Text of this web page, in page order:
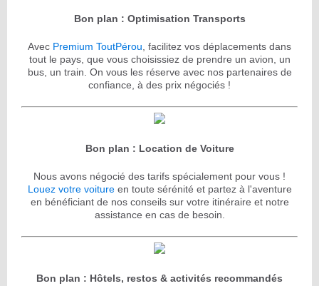
Bon plan : Optimisation Transports
Avec Premium ToutPérou, facilitez vos déplacements dans
tout le pays, que vous choisissiez de prendre un avion, un
bus, un train. On vous les réserve avec nos partenaires de
confiance, à des prix négociés !
Bon plan : Location de Voiture
Nous avons négocié des tarifs spécialement pour vous !
Louez votre voitureen toute sérénité et partez à l'aventure
en bénéficiant de nos conseils sur votre itinéraire et notre
assistance en cas de besoin.
Bon plan : Hôtels, restos & activités recommandés